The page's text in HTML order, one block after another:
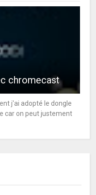
chromecast
j'ai adopté le dongle
car on peut justement